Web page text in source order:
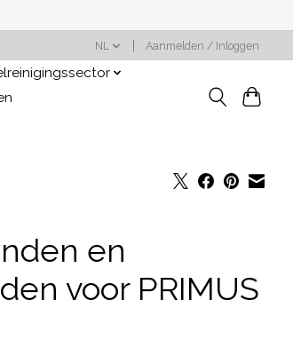
NL Aanmelden / Inloggen
en
voor PRIMUS